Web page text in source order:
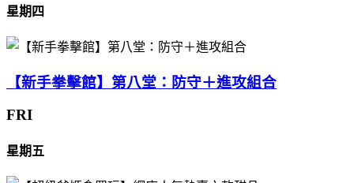
星期四
【新手拳擊館】第八堂：防守＋進攻組合
FRI
星期五